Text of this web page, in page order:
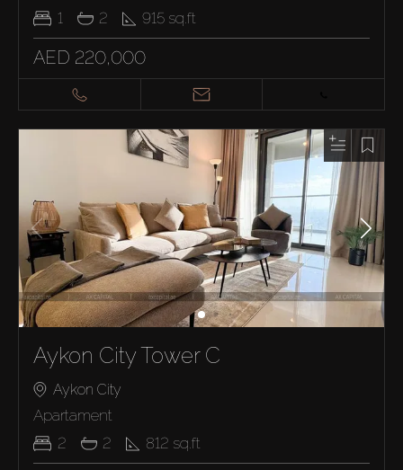
1
2 915 sq.ft
AED 220,000
Aykon City Tower C
Aykon City
Apartament
2
2 812 sq.ft